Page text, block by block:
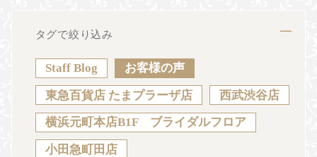
Anniversary
News Blog
タグで絞り込み
Staff Blog お客様の声
東急百貨店 たまプラーザ店 西武渋谷店
横浜元町本店B1F ブライダルフロア
小田急町田店